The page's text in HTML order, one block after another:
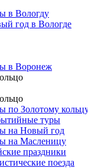
в Вологду
год в Вологде
в Воронеж
по Золотому
туры
на Новый год
на Масленицу
праздники
поезда